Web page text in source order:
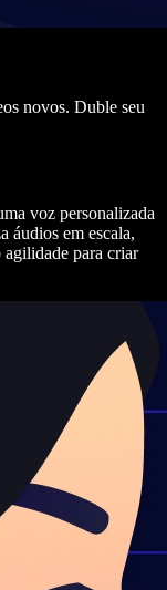
novos. Duble seu
voz personalizada
áudios em escala,
para criar